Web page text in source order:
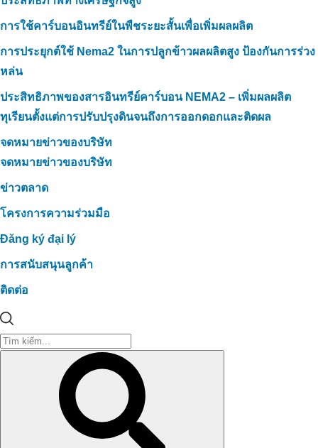
การใช้คาร์บอนอินทรีย์ในพืชระยะสั้นเพื่อเพิ่มผลผลิต
การประยุกต์ใช้ Nema2 ในการปลูกข้าวผลผลิตสูง ป้องกันการร่วง
หล่น
ประสิทธิภาพของสารอินทรีย์คาร์บอน NEMA2 – เพิ่มผลผลิต
ทุเรียนตั้งแต่การปรับปรุงดินจนถึงการออกดอกและติดผล
จดหมายข่าวของบริษัท
จดหมายข่าวของบริษัท
ข่าวตลาด
โครงการความร่วมมือ
Đăng ký đại lý
การสนับสนุนลูกค้า
ติดต่อ